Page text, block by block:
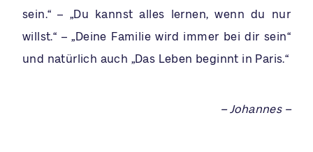
sein.“ – „Du kannst alles lernen, wenn du nur
willst.“ – „Deine Familie wird immer bei dir sein“
und natürlich auch „Das Leben beginnt in Paris.“
– Johannes –